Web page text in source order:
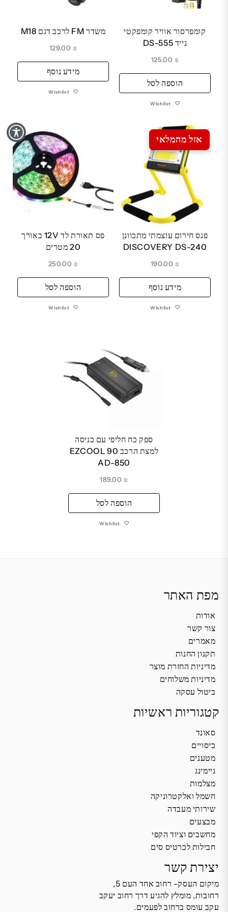
קומפרסור אוויר קומפקטי
נייד DS-555
₪
הוספה לסל
Wishlist
משדר FM לרכב דגם M18
₪
מידע נוסף
Wishlist
אזל מהמלאי
פנס חירום עוצמתי מתכוונן
DISCOVERY DS-240
₪
מידע נוסף
Wishlist
פס תאורת לד 12V באורך
20 מטרים
₪
הוספה לסל
Wishlist
ספק כח חליפי עם כניסה
למצת הרכב 90 EZCOOL
AD-850
₪
הוספה לסל
Wishlist
מפת האתר
אודות
צור קשר
מאמרים
תקנון החנות
מדיניות החזרת מוצר
מדיניות משלוחים
ביטול עסקה
קטגוריות ראשיות
סאונד
כיסויים
מטענים
גיימינג
מצלמות
חשמל ואלקטרוניקה
שירותי מעבדה
מבצעים
מחשבים וציוד הקפי
חבילות לכרטיס סים
יצירת קשר
מיקום העסק- רחוב אחד העם 5,
רחובות, מומלץ להגיע דרך רחוב יעקב
עקב עומס ברחוב לפעמים.